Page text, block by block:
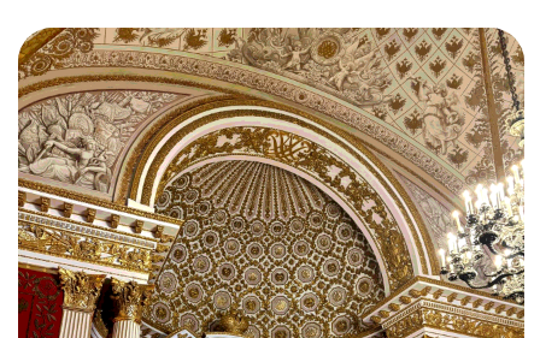
Галерея героев войны 1812 года. Фото: WOW! Питер